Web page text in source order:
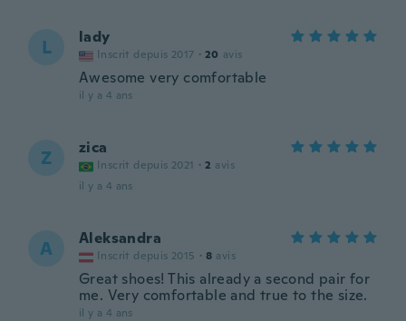
L lady
Inscrit depuis 2017 · 20 avis
Awesome very comfortable
il y a 4 ans
Z zica
Inscrit depuis 2021 · 2 avis
il y a 4 ans
A Aleksandra
Inscrit depuis 2015 · 8 avis
Great shoes! This already a second pair for
me. Very comfortable and true to the size.
il y a 4 ans